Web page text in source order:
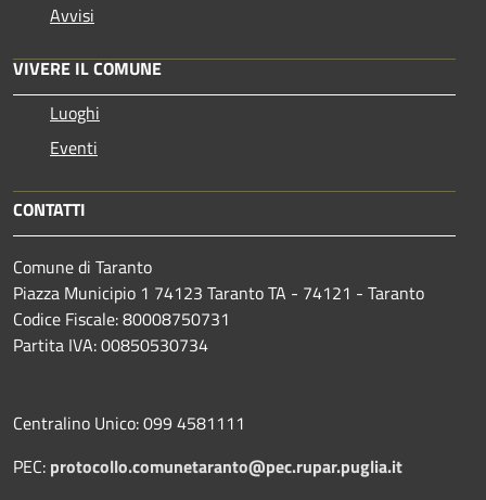
Avvisi
VIVERE IL COMUNE
Luoghi
Eventi
CONTATTI
Comune di Taranto
Piazza Municipio 1 74123 Taranto TA - 74121 - Taranto
Codice Fiscale: 80008750731
Partita IVA: 00850530734
Centralino Unico: 099 4581111
PEC: protocollo.comunetaranto@pec.rupar.puglia.it